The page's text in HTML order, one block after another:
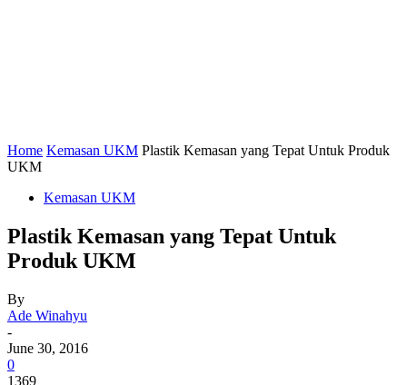
Home Kemasan UKM Plastik Kemasan yang Tepat Untuk Produk
UKM
Kemasan UKM
Plastik Kemasan yang Tepat Untuk
Produk UKM
By
Ade Winahyu
-
June 30, 2016
0
1369